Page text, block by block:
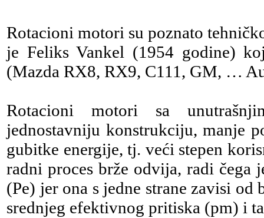
Rotacioni motori su poznato
je Feliks Vankel (1954 godine)
(Mazda RX8, RX9, C111, GM, …
Rotacioni motori sa
jednostavniju konstrukciju, manje
gubitke energije, tj. veći stepen
radni proces brže odvija, radi
(Pe) jer ona s jedne strane zavisi
srednjeg efektivnog pritiska (pm) i